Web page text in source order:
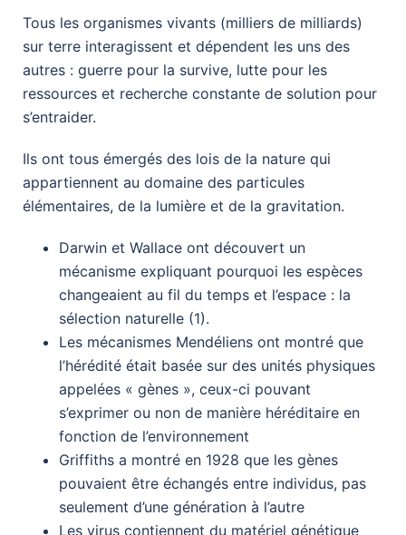
Tous les organismes vivants (milliers de milliards)
sur terre interagissent et dépendent les uns des
autres : guerre pour la survive, lutte pour les
ressources et recherche constante de solution pour
s’entraider.
Ils ont tous émergés des lois de la nature qui
appartiennent au domaine des particules
élémentaires, de la lumière et de la gravitation.
Darwin et Wallace ont découvert un
mécanisme expliquant pourquoi les espèces
changeaient au fil du temps et l’espace : la
sélection naturelle (1).
Les mécanismes Mendéliens ont montré que
l’hérédité était basée sur des unités physiques
appelées « gènes », ceux-ci pouvant
s’exprimer ou non de manière héréditaire en
fonction de l’environnement
Griffiths a montré en 1928 que les gènes
pouvaient être échangés entre individus, pas
seulement d’une génération à l’autre
Les virus contiennent du matériel génétique